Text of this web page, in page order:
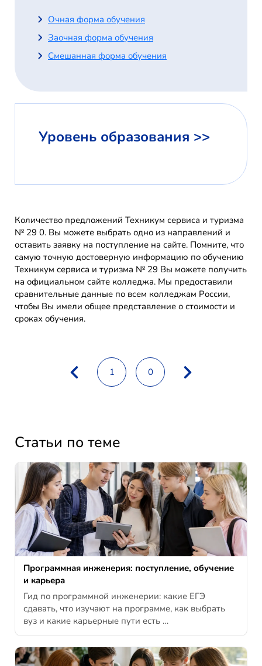
Очная форма обучения
Заочная форма обучения
Смешанная форма обучения
Уровень образования >>
Количество предложений Техникум сервиса и туризма
№ 29 0. Вы можете выбрать одно из направлений и
оставить заявку на поступление на сайте. Помните, что
самую точную достоверную информацию по обучению
Техникум сервиса и туризма № 29 Вы можете получить
на официальном сайте колледжа. Мы предоставили
сравнительные данные по всем колледжам России,
чтобы Вы имели общее представление о стоимости и
сроках обучения.
1 0
Статьи по теме
Программная инженерия: поступление, обучение
и карьера
Гид по программной инженерии: какие ЕГЭ
сдавать, что изучают на программе, как выбрать
вуз и какие карьерные пути есть …